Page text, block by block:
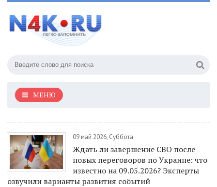
МЕНЮ
09 май 2026, Суббота
Ждать ли завершение СВО после
новых переговоров по Украине: что
известно на 09.05.2026? Эксперты
озвучили варианты развития событий